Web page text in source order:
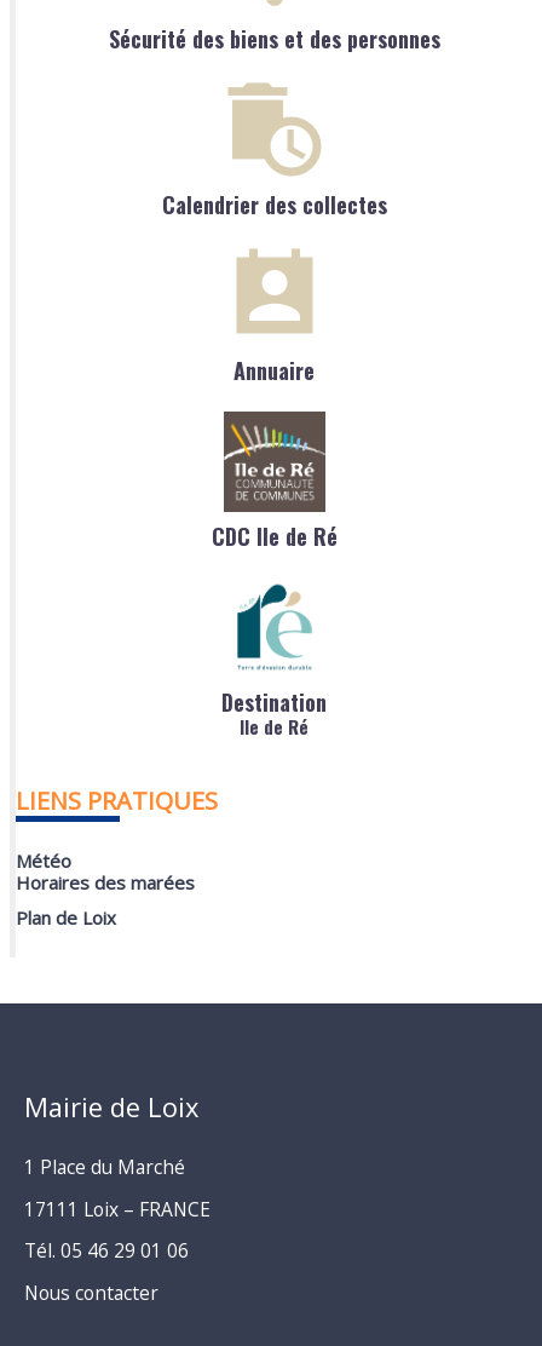
Sécurité des biens et des personnes
Calendrier des collectes
Annuaire
CDC Ile de Ré
Destination
Ile de Ré
LIENS PRATIQUES
Météo
Horaires des marées
Plan de Loix
Mairie de Loix
1 Place du Marché
17111 Loix – FRANCE
Tél. 05 46 29 01 06
Nous contacter